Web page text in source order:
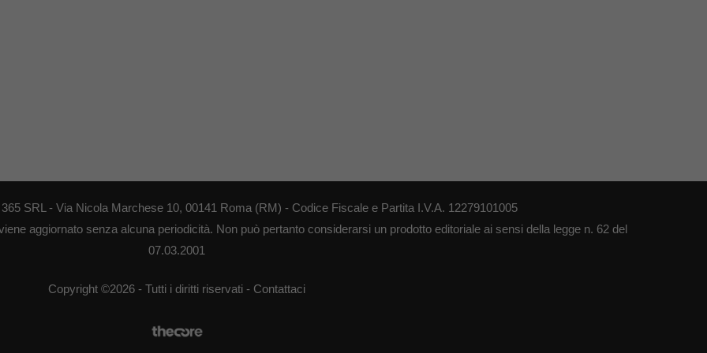
SRL - Via Nicola Marchese 10, 00141 Roma (RM) - Codice Fiscale e Partita I.V.A. 12279101005
aggiornato senza alcuna periodicità. Non può pertanto considerarsi un prodotto editoriale ai sensi della legge n. 62 del
07.03.2001
Copyright ©2026 - Tutti i diritti riservati - Contattaci